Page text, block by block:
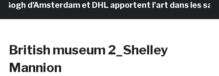
d’Amsterdam et DHL apportent l’art dans les salles
British museum 2_Shelley
Mannion